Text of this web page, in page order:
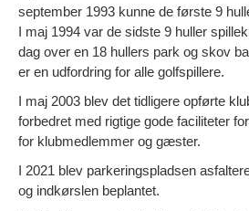
september 1993 kunne de første 9
I maj 1994 var de sidste 9 huller
dag over en 18 hullers park og skov
er en udfordring for alle golfspillere.
I maj 2003 blev det tidligere opførte
forbedret med rigtige gode faciliteter
for klubmedlemmer og gæster.
I 2021 blev parkeringspladsen
og indkørslen beplantet.